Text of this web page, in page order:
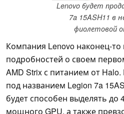
Lenovo будет
7a 15ASH11 в
фиолетовой
Компания Lenovo наконец-
подробностей о своем
AMD Strix с питанием от
под названием Legion 7a
будет способен выделять до
мощного GPU, а также